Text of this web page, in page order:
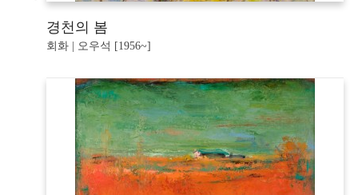
경천의 봄
회화 | 오우석 [1956~]